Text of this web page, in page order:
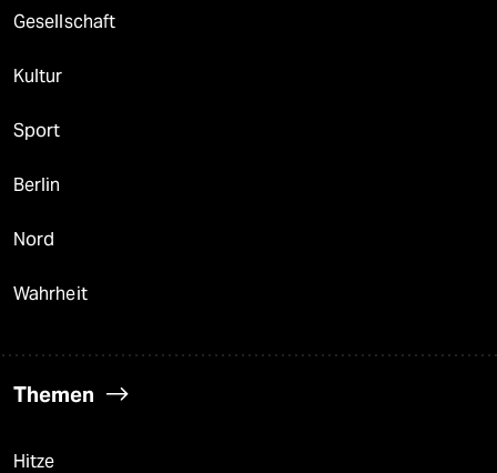
Gesellschaft
Kultur
Sport
Berlin
Nord
Wahrheit
Themen
Hitze